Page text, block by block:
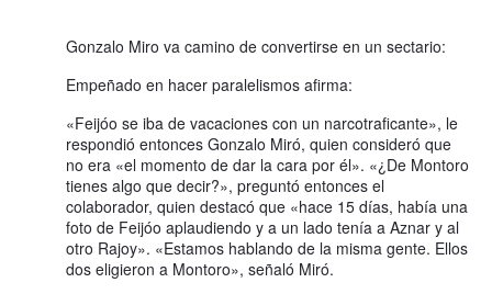
Gonzalo Miro va camino de convertirse en un sectario:
Empeñado en hacer paralelismos afirma:
«Feijóo se iba de vacaciones con un narcotraficante», le
respondió entonces Gonzalo Miró, quien consideró que
no era «el momento de dar la cara por él». «¿De Montoro
tienes algo que decir?», preguntó entonces el
colaborador, quien destacó que «hace 15 días, había una
foto de Feijóo aplaudiendo y a un lado tenía a Aznar y al
otro Rajoy». «Estamos hablando de la misma gente. Ellos
dos eligieron a Montoro», señaló Miró.